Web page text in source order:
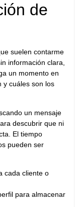
de
suelen contarme
información clara,
un momento en
y cuáles son los
un mensaje
descubrir que ni
El tiempo
pueden ser
cada cliente o
para almacenar